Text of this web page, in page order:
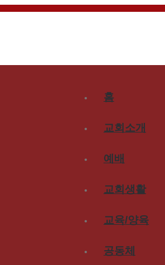
홈
교회소개
예배
교회생활
교육/양육
공동체